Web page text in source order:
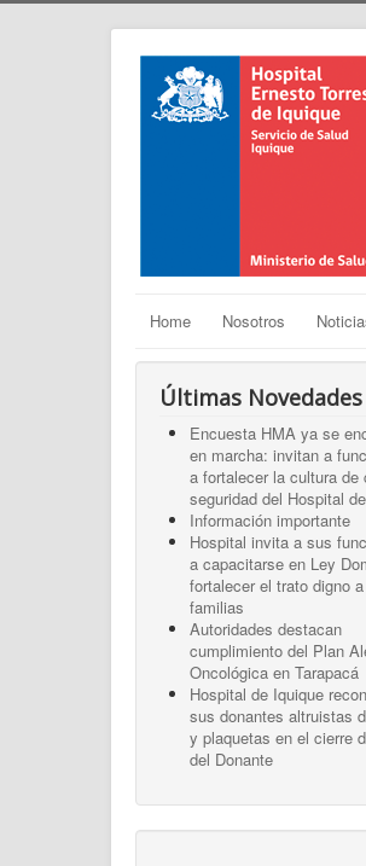
Home Nosotros
Últimas Novedades
Encuesta HMA ya se
en marcha: invitan a
a fortalecer la cultura de
seguridad del Hospital
Información importante
Hospital invita a sus
a capacitarse en Ley
fortalecer el trato digno
familias
Autoridades destacan
cumplimiento del Plan
Oncológica en Tarapacá
Hospital de Iquique
sus donantes altruistas
y plaquetas en el cierre
del Donante